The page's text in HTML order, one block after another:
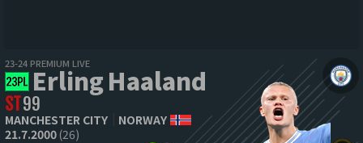
23-24 PREMIUM LIVE
Erling Haaland
ST99
MANCHESTER CITY
NORWAY
21.7.2000(26)